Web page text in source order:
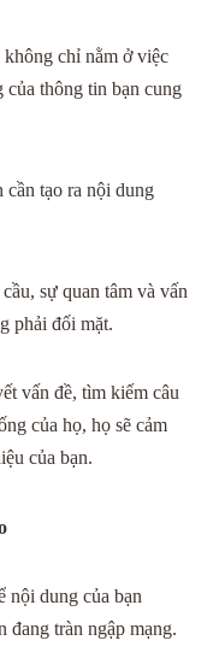
chỉ nằm ở việc
của thông tin bạn cung
tạo ra nội dung
sự quan tâm và vấn
phải đối mặt.
vấn đề, tìm kiếm câu
của họ, họ sẽ cảm
của bạn.
nội dung của bạn
đang tràn ngập mạng.